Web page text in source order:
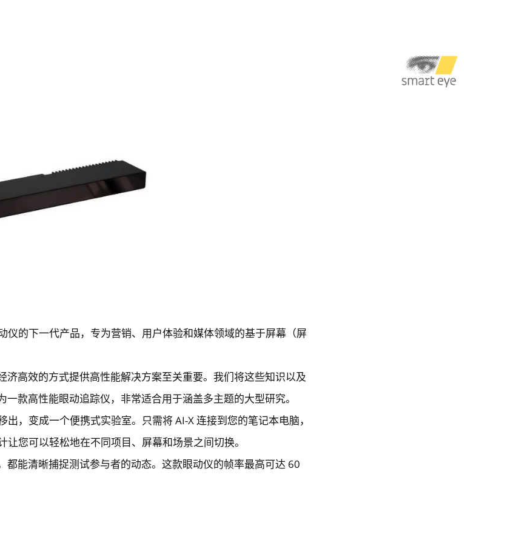
仪的下一代产品，专为营销、用户体验和媒体领域的基于屏幕（屏
高效的方式提供高性能解决方案至关重要。我们将这些知识以及
款高性能眼动追踪仪，非常适合用于涵盖多主题的大型研究。
，变成一个便携式实验室。只需将 AI-X 连接到您的笔记本电脑，
您可以轻松地在不同项目、屏幕和场景之间切换。
能清晰捕捉测试参与者的动态。这款眼动仪的帧率最高可达 60